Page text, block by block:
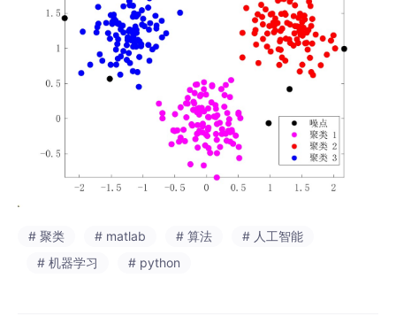
# 聚类 # matlab # 算法
# 人工智能
# 机器学习
# python